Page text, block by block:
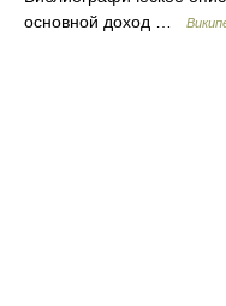
основной доход …